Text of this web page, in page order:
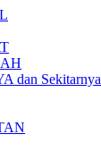
dan Sekitarnya